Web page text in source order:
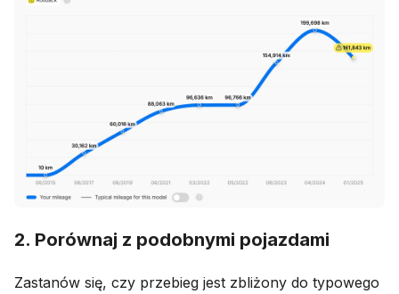
2. Porównaj z podobnymi pojazdami
Zastanów się, czy przebieg jest zbliżony do typowego